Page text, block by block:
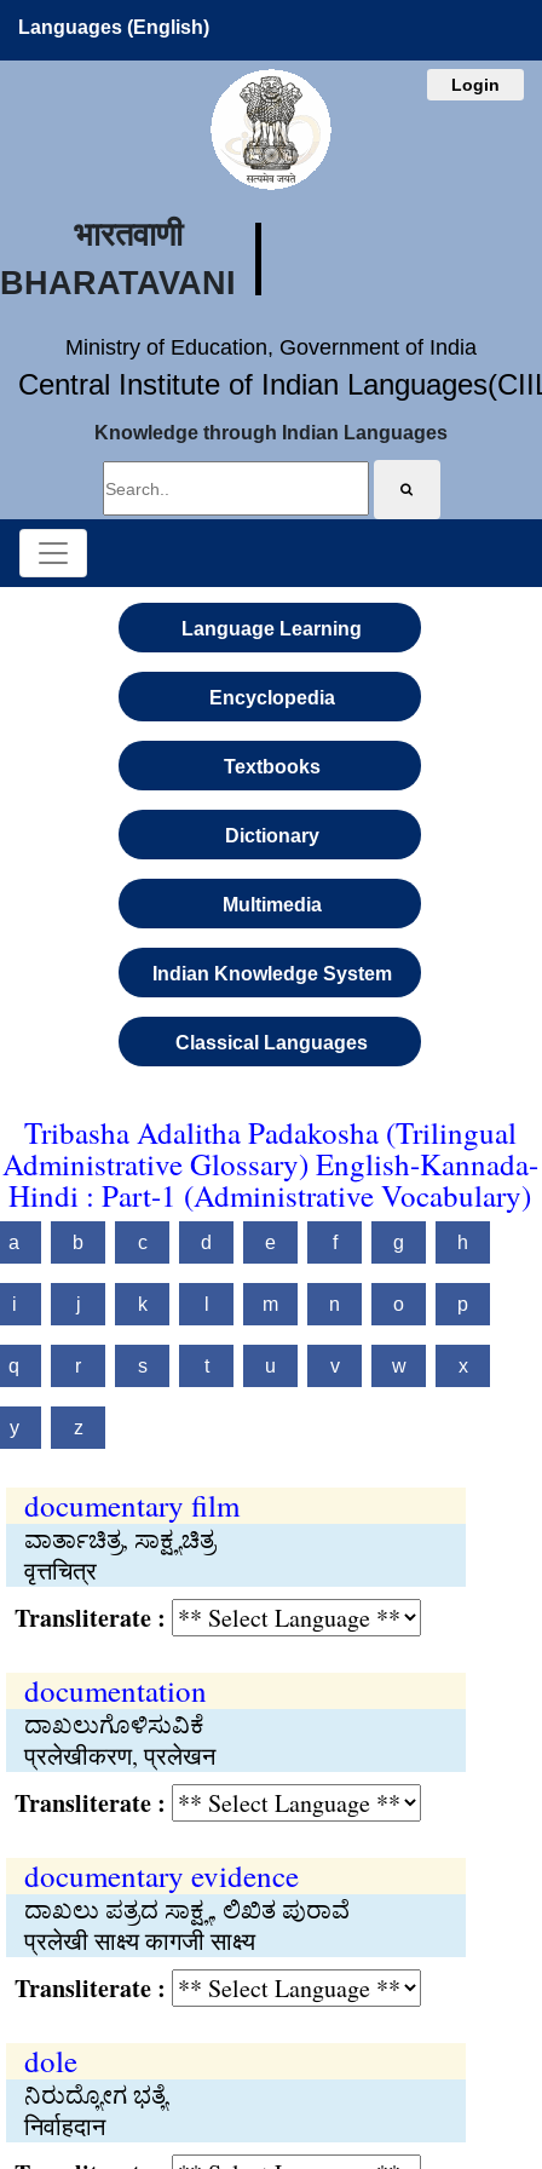
Languages (English)
Login
भारतवाणी
BHARATAVANI
Ministry of Education, Government of India
Central Institute of Indian
Knowledge through Indian Languages
Language Learning
Encyclopedia
Textbooks
Dictionary
Multimedia
Indian Knowledge System
Classical Languages
Tribasha Adalitha Padakosha (Trilingual
Administrative Glossary) English-Kannada-
Hindi : Part-1 (Administrative Vocabulary)
a b c d e f g h
i j k m n o p
q r s t u v w x
y z
documentary film
ವಾರ್ತಾಚಿತ್ರ, ಸಾಕ್ಷ್ಯಚಿತ್ರ
वृत्तचित्र
:
documentation
ದಾಖಲುಗೊಳಿಸುವಿಕೆ
प्रलेखीकरण, प्रलेखन
:
documentary evidence
ದಾಖಲು ಪತ್ರದ ಸಾಕ್ಷ್ಯ, ಲಿಖಿತ ಪುರಾವೆ
प्रलेखी साक्ष्य कागजी साक्ष्य
:
dole
ನಿರುದ್ಯೋಗ ಭತ್ಯೆ
निर्वाहदान